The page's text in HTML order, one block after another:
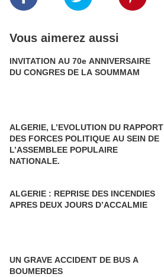
Vous aimerez aussi
INVITATION AU 70e ANNIVERSAIRE
DU CONGRES DE LA SOUMMAM
ALGERIE, L’EVOLUTION DU RAPPORT
DES FORCES POLITIQUE AU SEIN DE
L’ASSEMBLEE POPULAIRE
NATIONALE.
ALGERIE : REPRISE DES INCENDIES
APRES DEUX JOURS D’ACCALMIE
UN GRAVE ACCIDENT DE BUS A
BOUMERDES